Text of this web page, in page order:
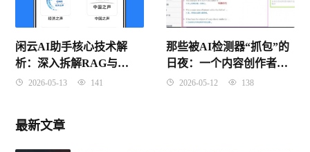
闲云AI助手核心技术解
析：深入拆解RAG与
Agent架构原理
2026-05-13 141
那些被AI检测器“抓包”的
日夜：一个内容创作者的
血泪自救指南
2026-05-12 138
最新文章